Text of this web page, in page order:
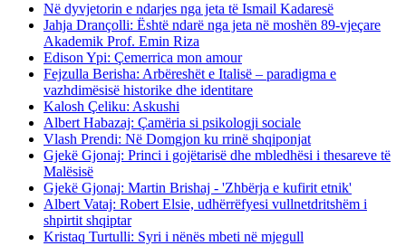
Në dyvjetorin e ndarjes nga jeta të Ismail Kadaresë
Jahja Drançolli: Është ndarë nga jeta në moshën 89-vjeçare
Akademik Prof. Emin Riza
Edison Ypi: Çemerrica mon amour
Fejzulla Berisha: Arbëreshët e Italisë – paradigma e
vazhdimësisë historike dhe identitare
Kalosh Çeliku: Askushi
Albert Habazaj: Çamëria si psikologji sociale
Vlash Prendi: Në Domgjon ku rrinë shqiponjat
Gjekë Gjonaj: Princi i gojëtarisë dhe mbledhësi i thesareve të
Malësisë
Gjekë Gjonaj: Martin Brishaj - 'Zhbërja e kufirit etnik'
Albert Vataj: Robert Elsie, udhërrëfyesi vullnetdritshëm i
shpirtit shqiptar
Kristaq Turtulli: Syri i nënës mbeti në mjegull